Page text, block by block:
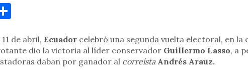
Compartir
de abril, Ecuador celebró una segunda vuelta electoral, en la
dio la victoria al líder conservador Guillermo Lasso, a
daban por ganador al correísta Andrés Arauz.